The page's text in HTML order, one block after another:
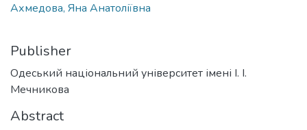
Ахмедова, Яна Анатоліївна
Publisher
Одеський національний університет імені І. І.
Мечникова
Abstract